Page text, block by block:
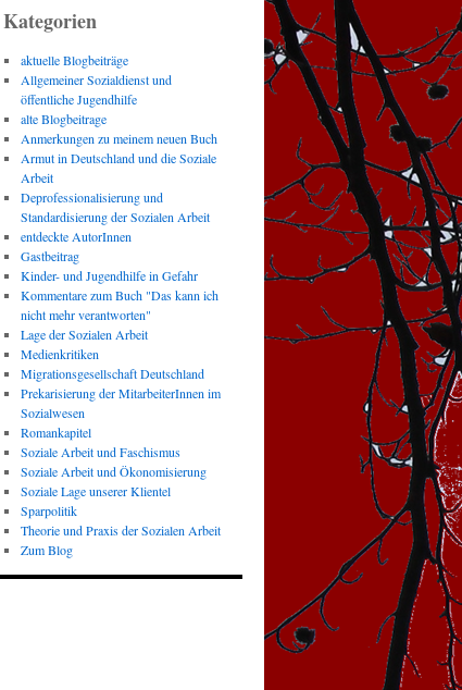
Kategorien
aktuelle Blogbeiträge
Allgemeiner Sozialdienst und
öffentliche Jugendhilfe
alte Blogbeitrage
Anmerkungen zu meinem neuen Buch
Armut in Deutschland und die Soziale
Arbeit
Deprofessionalisierung und
Standardisierung der Sozialen Arbeit
entdeckte AutorInnen
Gastbeitrag
Kinder- und Jugendhilfe in Gefahr
Kommentare zum Buch "Das kann ich
nicht mehr verantworten"
Lage der Sozialen Arbeit
Medienkritiken
Migrationsgesellschaft Deutschland
Prekarisierung der MitarbeiterInnen im
Sozialwesen
Romankapitel
Soziale Arbeit und Faschismus
Soziale Arbeit und Ökonomisierung
Soziale Lage unserer Klientel
Sparpolitik
Theorie und Praxis der Sozialen Arbeit
Zum Blog